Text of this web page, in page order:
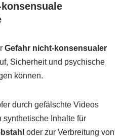
Gefahr nicht-konsensualer
Sicherheit und psychische
können.
durch gefälschte Videos
synthetische Inhalte für
oder zur Verbreitung von